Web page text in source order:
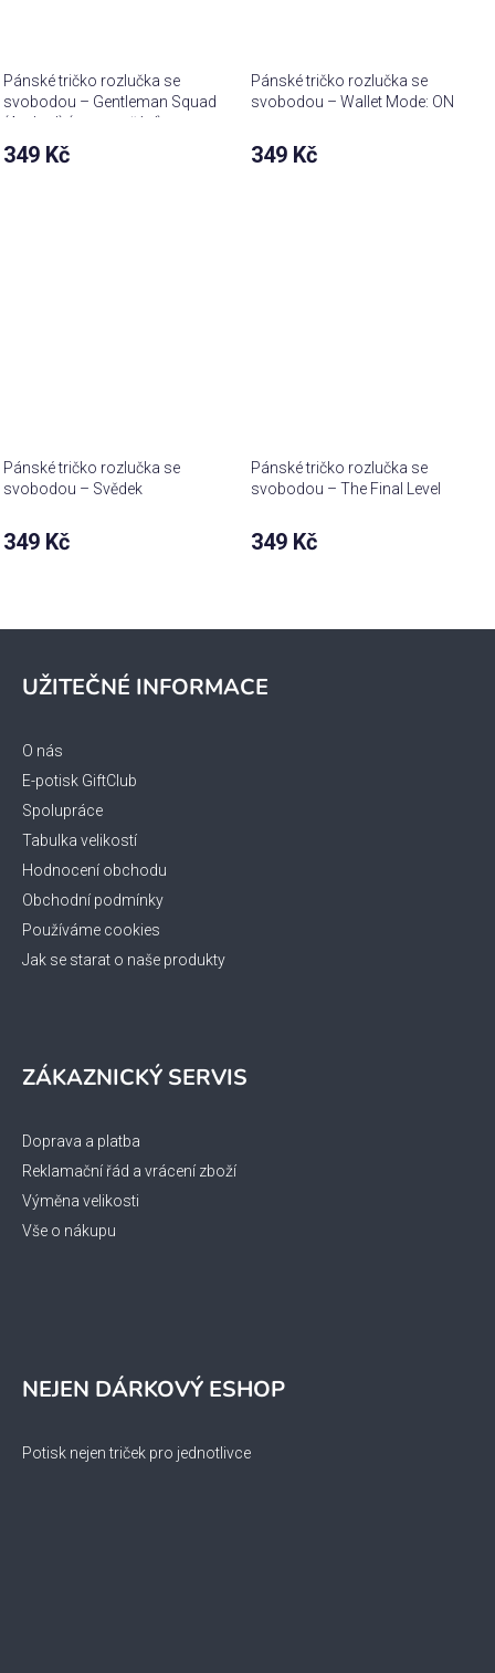
Pánské tričko rozlučka se
svobodou – Gentleman Squad
(Arched) (text na přání)
349 Kč
Pánské tričko rozlučka se
svobodou – Wallet Mode: ON
349 Kč
Pánské tričko rozlučka se
svobodou – Svědek
349 Kč
Pánské tričko rozlučka se
svobodou – The Final Level
349 Kč
UŽITEČNÉ INFORMACE
O nás
E-potisk GiftClub
Spolupráce
Tabulka velikostí
Hodnocení obchodu
Obchodní podmínky
Používáme cookies
Jak se starat o naše produkty
ZÁKAZNICKÝ SERVIS
Doprava a platba
Reklamační řád a vrácení zboží
Výměna velikosti
Vše o nákupu
NEJEN DÁRKOVÝ ESHOP
Potisk nejen triček pro jednotlivce